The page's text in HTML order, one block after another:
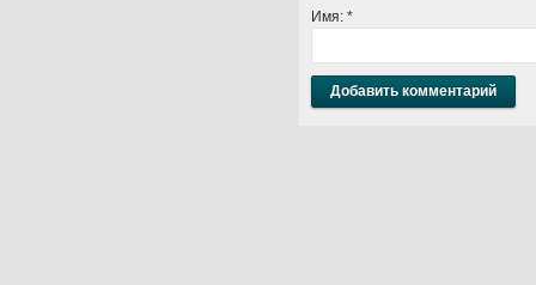
Имя: *